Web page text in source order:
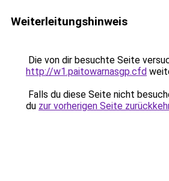
Weiterleitungshinweis
Die von dir besuchte Seite
http://w1.paitowarnasgp.cfd
Falls du diese Seite nicht
du zur vorherigen Seite